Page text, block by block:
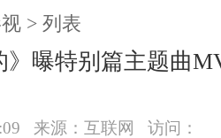
> 列表
》曝特别篇主题曲
来源：互联网 访问：